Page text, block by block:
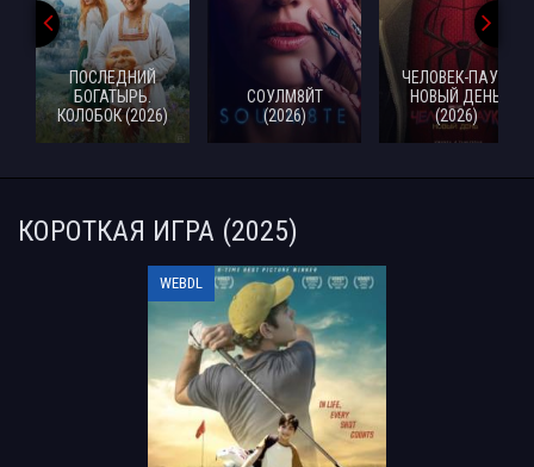
ПОСЛЕДНИЙ
БОГАТЫРЬ.
КОЛОБОК (2026)
СОУЛМ8ЙТ
(2026)
ЧЕЛОВЕК-ПАУК:
НОВЫЙ ДЕНЬ
(2026)
КОРОТКАЯ ИГРА (2025)
WEBDL